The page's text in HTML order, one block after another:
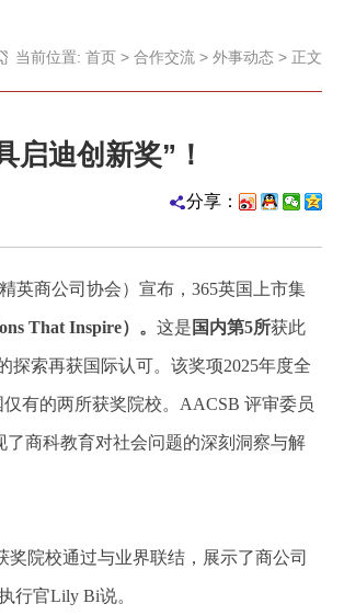
当前位置: 首页 > 合作交流 > 外事动态 > 正文
启迪创新奖”！
分享：
英商公司协会）宣布，365英国上市集
That Inspire）。 这是 国内第5所获此
索再获国际认可。该奖项2025年度全
有的两所获奖院校。AACSB 评审委员
商科教育对社会问题的深刻洞察与解
院校通过与业界联结，展示了商公司
行官Lily Bi说。